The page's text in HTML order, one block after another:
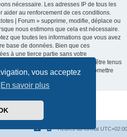
vous acceptez
En savoir plus
nécessaire. Les adresses IP de tous les
aider au renforcement de ces conditions.
| Forum » supprime, modifie, déplace ou
nous estimons que cela est nécessaire.
que toutes les informations que vous avez
base de données. Bien que ces
à une tierce partie sans votre
| Forum », ni phpBB ne pourront être tenus
de piratage visant à compromettre
Heures au format UTC+02:00
® Forum Software © phpBB Limited
par
|Conditions